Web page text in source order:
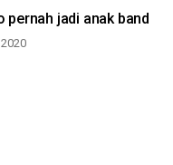
pernah jadi anak band